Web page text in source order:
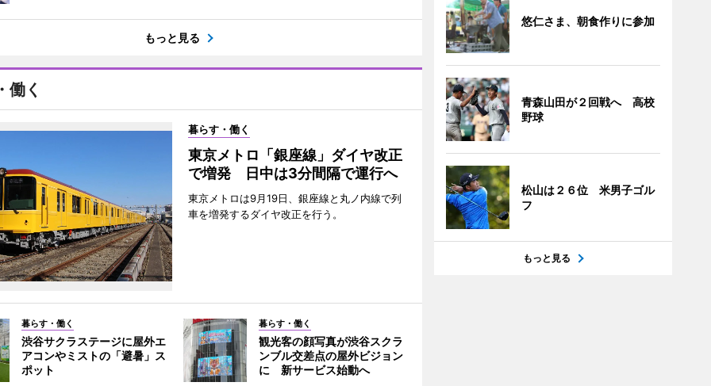
もっと見る
働く
暮らす・働く
東京メトロ「銀座線」ダイヤ改正
で増発 日中は3分間隔で運行へ
東京メトロは9月19日、銀座線と丸ノ内線で列
車を増発するダイヤ改正を行う。
暮らす・働く
渋谷サクラステージに屋外エ
アコンやミストの「避暑」ス
ポット
暮らす・働く
観光客の顔写真が渋谷スクラ
ンブル交差点の屋外ビジョン
に 新サービス始動へ
悠仁さま、朝食作りに参加
青森山田が２回戦へ 高校
野球
松山は２６位 米男子ゴル
フ
もっと見る